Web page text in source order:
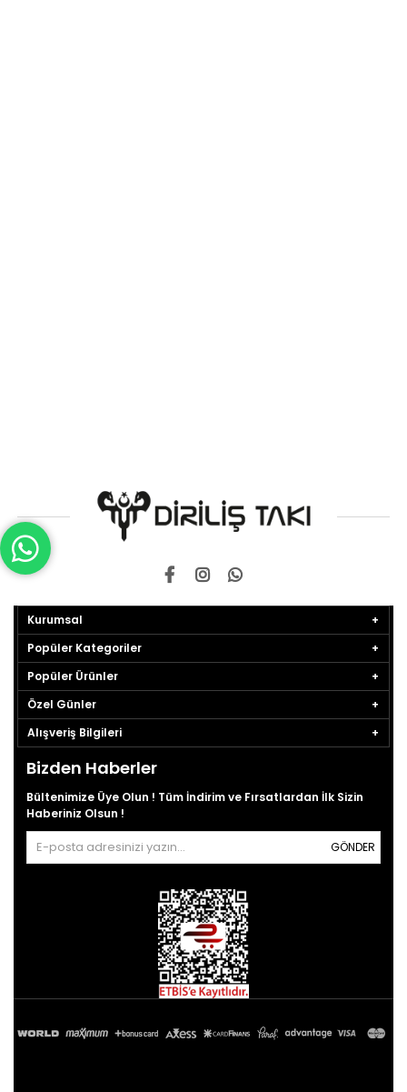
Kurumsal
Popüler Kategoriler
Popüler Ürünler
Özel Günler
Alışveriş Bilgileri
Bizden Haberler
Bültenimize Üye Olun ! Tüm İndirim ve Fırsatlardan İlk Sizin
Haberiniz Olsun !
GÖNDER